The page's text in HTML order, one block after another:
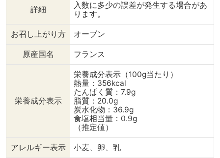
詳細
入数に多少の誤差が発生する場合があ
ります。
お召し上がり方 オーブン
原産国名 フランス
栄養成分表示
栄養成分表示（100g当たり）
熱量：356kcal
たんぱく質：7.9g
脂質：20.0g
炭水化物：36.9g
食塩相当量：0.9g
（推定値）
アレルギー表示 小麦、卵、乳